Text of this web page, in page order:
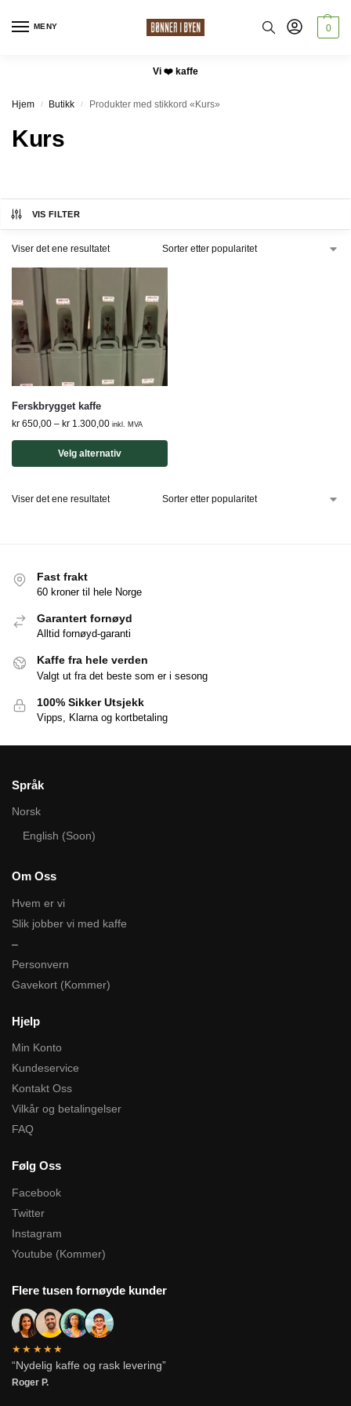
MENY 0
Vi ❤️ kaffe
Hjem / Butikk / Produkter med stikkord «Kurs»
Kurs
VIS FILTER
Viser det ene resultatet
Ferskbrygget kaffe
kr 650,00 – kr 1.300,00 inkl. MVA
Velg alternativ
Viser det ene resultatet
Fast frakt
60 kroner til hele Norge
Garantert fornøyd
Alltid fornøyd-garanti
Kaffe fra hele verden
Valgt ut fra det beste som er i sesong
100% Sikker Utsjekk
Vipps, Klarna og kortbetaling
Språk
Norsk
English (Soon)
Om Oss
Hvem er vi
Slik jobber vi med kaffe
–
Personvern
Gavekort (Kommer)
Hjelp
Min Konto
Kundeservice
Kontakt Oss
Vilkår og betalingelser
FAQ
Følg Oss
Facebook
Twitter
Instagram
Youtube (Kommer)
Flere tusen fornøyde kunder
★★★★★
“Nydelig kaffe og rask levering”
Roger P.